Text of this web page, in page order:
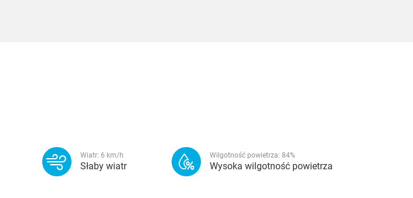
Wiatr: 6 km/h
Słaby wiatr
Wilgotność powietrza: 84%
Wysoka wilgotność powietrza